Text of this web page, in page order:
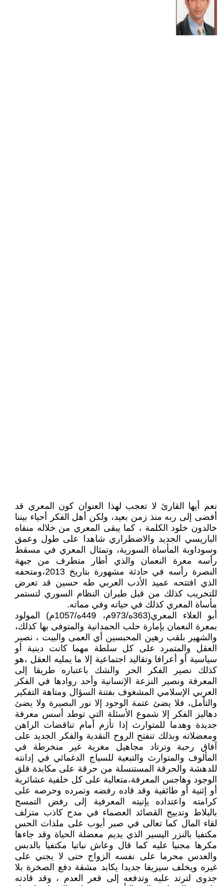
نعم أيها القارئ لا تعجب لهذا العنوان كون المعري قد
أفضى إلى ربه منذ زمن بعيد، ولكن أهل الفكر أحياء بيننا
خالدون خلود الكلمة ، كما يبقى المعري من خلاله منفاه
الباريسي الجديد والاضطراري شاهدا على طول وعمق
وسوداوية المأساة السورية، وتمثال المعري في مسقط
رأسه معرة النعمان والذي أطار متطرف من جبهة
النصرة رأسه في حادثة مشهورة بتاريخ 2013،ومتحفه
الذي افتتحه عميد الأدب العربي طه حسين قد تعرض
للتخريب كذلك من قبل طيران النظام السوري لتستمر
مأساة المعري كذلك في حياته وفي مماته.
أبو العلاء المعري(363ه/973م، 449ه/1057م) المولود
بمعرة النعمان بإمارة حلب الحمدانية والمتوفى بها كذلك،
والشهير بلقب رهين المحبسين أي العمى والبيت ، نصير
العقل والمتمرد على كل سلطة مهما كانت دينية أو
سياسية أو أعرافا وتقاليد اجتماعية إلا ما يمليه العقل ،هو
كذلك نصير الفكر الحر والشك باعتباره طريقا إلى
المعرفة ونصير النزعة الإنسانية وأحد روادها في الفكر
العربي الإسلامي المشغوف بفتنة السؤال ومتاهة التفكير
والتأمل، فلا يضئ عتمة الوجود إلا نور البصيرة ولا يضئ
دهاليز الفكر إلا شموع الأسئلة التي توطد أسس معرفة
جديدة وهدما للمتوارث إذا تأزم أمام تناقضات الراهن
ومعضلاته وبذلك تنفتح الروح النقدية والفكر الجديد على
آفاق رحبة وترتاد مجاهيل مغرية غير منخرطة في
المألوف والمتوارث والتبعية للسياج الدغمائي في إدانته
للدهشة والحرقة المستنسلة من حرقة على مكابدة قلق
الوجود وهاجس المعرفة،متعالية على كل خلفية عشائرية
أو إثنية أو طائفية وقد قاده رفضه وتمرده وحرصه على
كرامته واعتداده يإنيته المعرفية إلى رفض التمسح
بالبلاط وتدبيج القصائد العصماء في مدح كاذب متزلف
لقاء المال كما تعالى في صبر أيوب على ملذات الحس
مكتفيا بالنزر اليسير الذي يديم معضلة الحياة وقد جاءها
مكرها مجنيا عليه كما قال وعاش نباتيا مكتفيا بالدبس
والعدس محرما على نفسه الزواج حتى لا يجني على
غيره ويخلف سيزيفا جديدا يكابد مشقة دفع الصخرة بلا
جدوى لترتد عليه وتدفعه إلى قعر العدم ، وقد قادته